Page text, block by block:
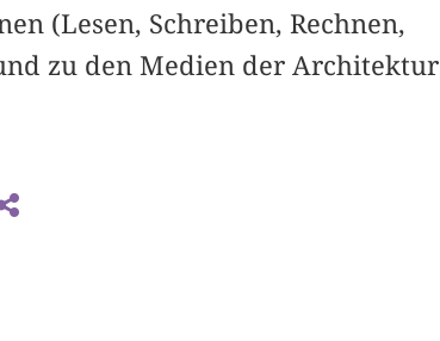
(Lesen, Schreiben, Rechnen,
zu den Medien der Architektur